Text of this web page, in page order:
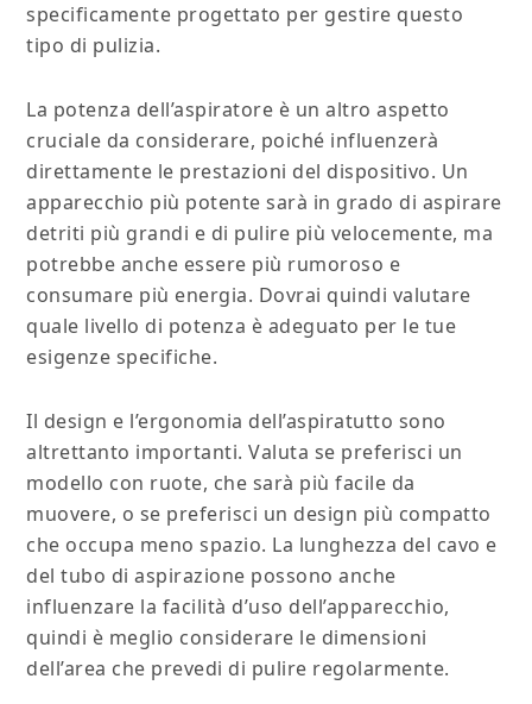
specificamente progettato per gestire questo
tipo di pulizia.
La potenza dell’aspiratore è un altro aspetto
cruciale da considerare, poiché influenzerà
direttamente le prestazioni del dispositivo. Un
apparecchio più potente sarà in grado di aspirare
detriti più grandi e di pulire più velocemente, ma
potrebbe anche essere più rumoroso e
consumare più energia. Dovrai quindi valutare
quale livello di potenza è adeguato per le tue
esigenze specifiche.
Il design e l’ergonomia dell’aspiratutto sono
altrettanto importanti. Valuta se preferisci un
modello con ruote, che sarà più facile da
muovere, o se preferisci un design più compatto
che occupa meno spazio. La lunghezza del cavo e
del tubo di aspirazione possono anche
influenzare la facilità d’uso dell’apparecchio,
quindi è meglio considerare le dimensioni
dell’area che prevedi di pulire regolarmente.